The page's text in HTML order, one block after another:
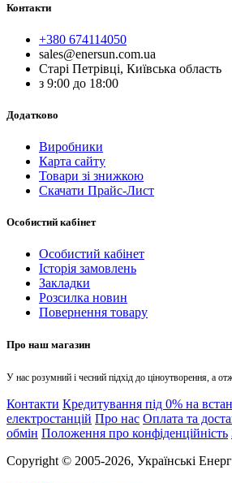
Контакти
+380 674114050
sales@enersun.com.ua
Старі Петрівці, Київська область
з 9:00 до 18:00
Додатково
Виробники
Карта сайту
Товари зі знижкою
Скачати Прайс-Лист
Особистий кабінет
Особистий кабінет
Історія замовлень
Закладки
Розсилка новин
Повернення товару
Про наш магазин
У нас розумний і чесний підхід до ціноутворення, а
Контакти Кредитування під 0% на
електростанцій Про нас Оплата та
обмін Положення про конфіденційність
Copyright © 2005-2026, Українські